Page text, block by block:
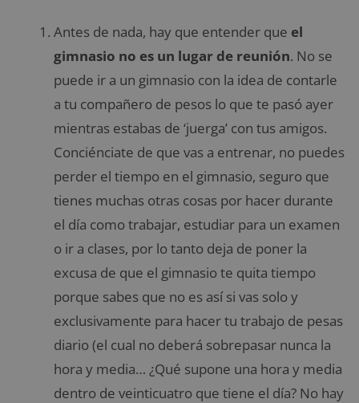
Antes de nada, hay que entender que el
gimnasio no es un lugar de reunión. No se
puede ir a un gimnasio con la idea de contarle
a tu compañero de pesos lo que te pasó ayer
mientras estabas de ‘juerga’ con tus amigos.
Conciénciate de que vas a entrenar, no puedes
perder el tiempo en el gimnasio, seguro que
tienes muchas otras cosas por hacer durante
el día como trabajar, estudiar para un examen
o ir a clases, por lo tanto deja de poner la
excusa de que el gimnasio te quita tiempo
porque sabes que no es así si vas solo y
exclusivamente para hacer tu trabajo de pesas
diario (el cual no deberá sobrepasar nunca la
hora y media… ¿Qué supone una hora y media
dentro de veinticuatro que tiene el día? No hay